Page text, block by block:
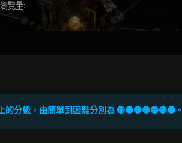
瀏覽量:
分級，由簡單到困難分別為 🔴🟠🟡🟢🔵🟣⚫。